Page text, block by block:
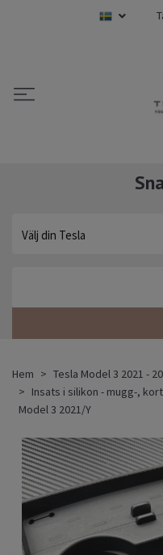
Hem Tesla Model 3 2021 -
Insats i silikon - mugg-,
Model 3 2021/Y